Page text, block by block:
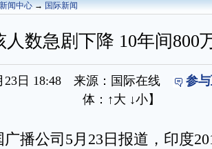
新闻中心→国际新闻
人数急剧下降 10年间800
23日 18:48 来源：国际在线
参
体： ↑大 ↓小】
公司5月23日报道，印度